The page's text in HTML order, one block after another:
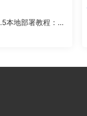
本地部署教程：从